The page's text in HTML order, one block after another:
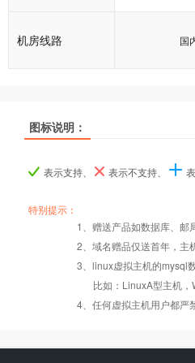
机房线路 国
产品名称
产品名称
错误页面定义
产品名称
数据定期备份
数据自助恢复
图标说明：
表示支持、 表示不支持、
特别提示：
1、赠送产品如数据库、邮
2、域名赠品仅送首年，主
3、linux虚拟主机的mysql
比如：LinuxA型主机
4、任何虚拟主机用户都严